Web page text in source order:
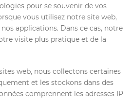
pour se souvenir de vos
vous utilisez notre site web,
applications. Dans ce cas, notre
visite plus pratique et de la
web, nous collectons certaines
et les stockons dans des
comprennent les adresses IP